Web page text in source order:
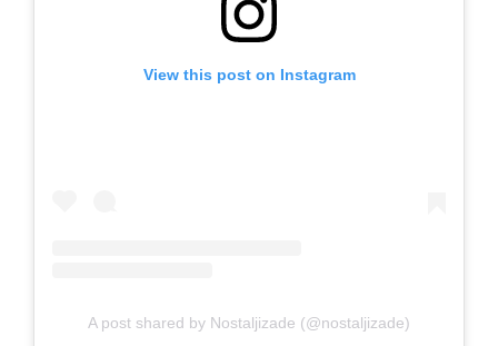
View this post on Instagram
A post shared by Nostaljizade (@nostaljizade)